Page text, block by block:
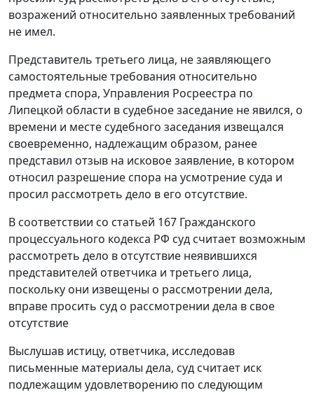
возражений относительно заявленных требований
не имел.
Представитель третьего лица, не заявляющего
самостоятельные требования относительно
предмета спора, Управления Росреестра по
Липецкой области в судебное заседание не явился, о
времени и месте судебного заседания извещался
своевременно, надлежащим образом, ранее
представил отзыв на исковое заявление, в котором
относил разрешение спора на усмотрение суда и
просил рассмотреть дело в его отсутствие.
В соответствии со статьей 167 Гражданского
процессуального кодекса РФ суд считает возможным
рассмотреть дело в отсутствие неявившихся
представителей ответчика и третьего лица,
поскольку они извещены о рассмотрении дела,
вправе просить суд о рассмотрении дела в свое
отсутствие
Выслушав истицу, ответчика, исследовав
письменные материалы дела, суд считает иск
подлежащим удовлетворению по следующим